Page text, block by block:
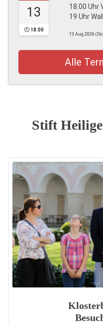
13
18:00
18.00 Uhr
19 Uhr
13.Aug.2026
Alle
Stift